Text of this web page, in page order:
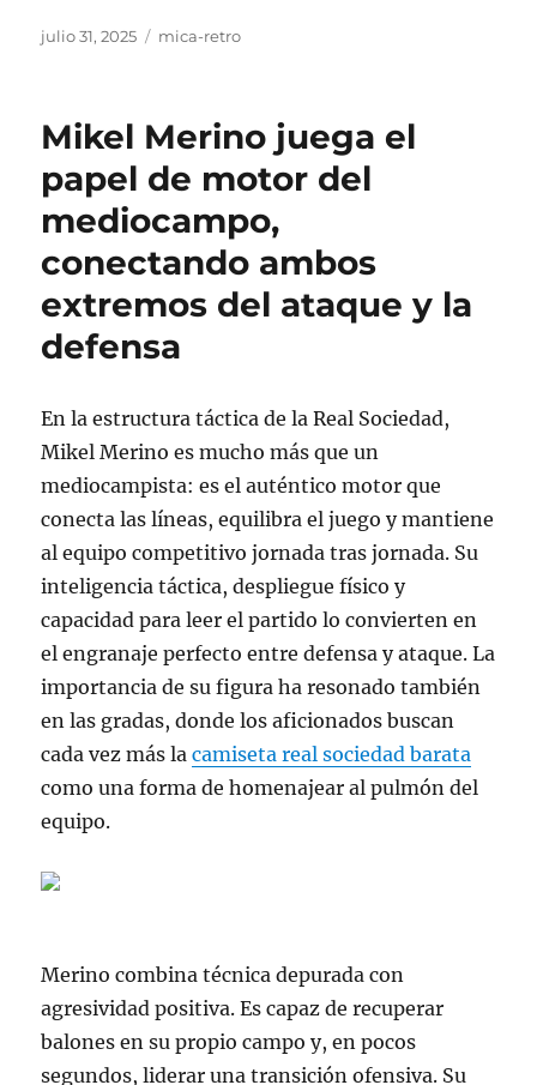
Publicado
julio 31, 2025 Categorías
mica-retro
Mikel Merino juega el
papel de motor del
mediocampo,
conectando ambos
extremos del ataque y la
defensa
En la estructura táctica de la Real Sociedad,
Mikel Merino es mucho más que un
mediocampista: es el auténtico motor que
conecta las líneas, equilibra el juego y mantiene
al equipo competitivo jornada tras jornada. Su
inteligencia táctica, despliegue físico y
capacidad para leer el partido lo convierten en
el engranaje perfecto entre defensa y ataque. La
importancia de su figura ha resonado también
en las gradas, donde los aficionados buscan
cada vez más lacamiseta real sociedad barata
como una forma de homenajear al pulmón del
equipo.
Merino combina técnica depurada con
agresividad positiva. Es capaz de recuperar
balones en su propio campo y, en pocos
segundos, liderar una transición ofensiva. Su